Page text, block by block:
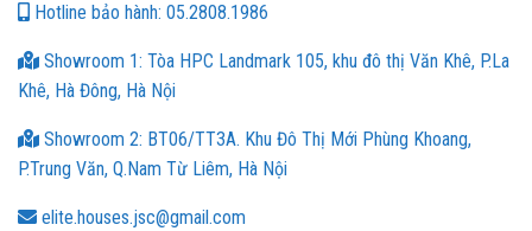
Hotline bảo hành: 05.2808.1986
Showroom 1: Tòa HPC Landmark 105, khu đô thị Văn Khê, P.La
Khê, Hà Đông, Hà Nội
Showroom 2: BT06/TT3A. Khu Đô Thị Mới Phùng Khoang,
P.Trung Văn, Q.Nam Từ Liêm, Hà Nội
elite.houses.jsc@gmail.com